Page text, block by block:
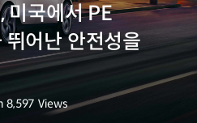
미국에서 PE
어난 안전성을
8,597 Views